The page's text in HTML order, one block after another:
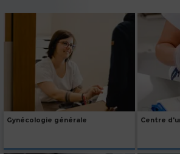
Gynécologie générale Centre